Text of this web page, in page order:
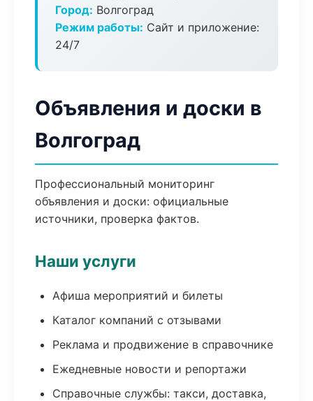
Город: Волгоград
Режим работы: Сайт и приложение:
24/7
Объявления и доски в
Волгоград
Профессиональный мониторинг
объявления и доски: официальные
источники, проверка фактов.
Наши услуги
Афиша мероприятий и билеты
Каталог компаний с отзывами
Реклама и продвижение в справочнике
Ежедневные новости и репортажи
Справочные службы: такси, доставка,